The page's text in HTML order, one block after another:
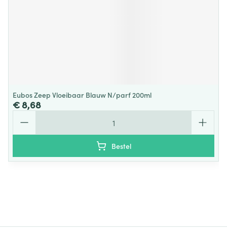
Eubos Zeep Vloeibaar Blauw N/parf 200ml
€ 8,68
Bestel